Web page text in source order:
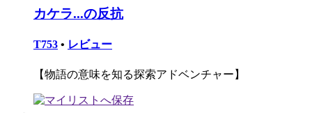
カケラ...の反抗
T753 • レビュー
【物語の意味を知る探索アドベンチャー】